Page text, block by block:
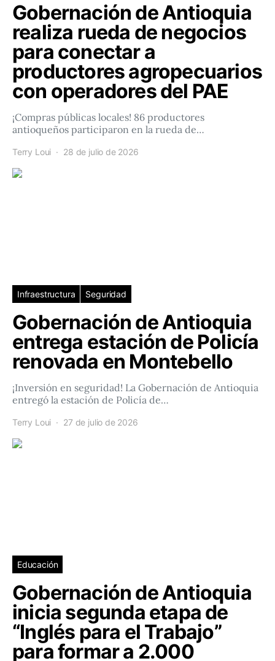
Gobernación de Antioquia
realiza rueda de negocios
para conectar a
productores agropecuarios
con operadores del PAE
¡Compras públicas locales! 86 productores
antioqueños participaron en la rueda de…
Terry Loui 28 de julio de 2026
Infraestructura Seguridad
Gobernación de Antioquia
entrega estación de Policía
renovada en Montebello
¡Inversión en seguridad! La Gobernación de Antioquia
entregó la estación de Policía de…
Terry Loui 27 de julio de 2026
Educación
Gobernación de Antioquia
inicia segunda etapa de
“Inglés para el Trabajo”
para formar a 2.000